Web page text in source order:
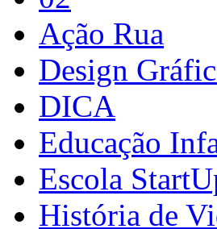
Ação Rua
Design
DICA
Educação
Escola
História de